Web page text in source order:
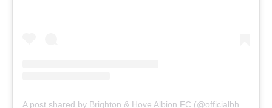
A post shared by Brighton & Hove Albion FC (@officialbhafc)